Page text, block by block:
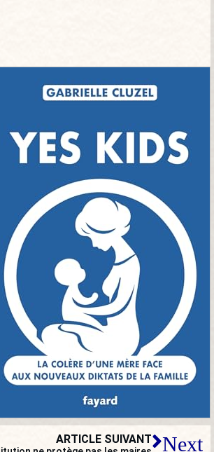
ARTICLE SUIVANT Next